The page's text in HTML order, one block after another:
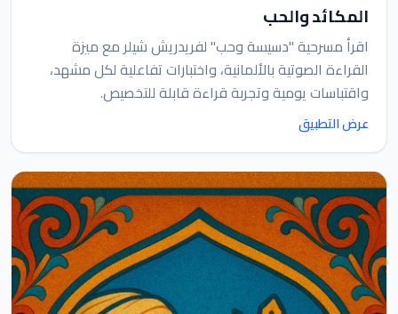
المكائد والحب
اقرأ مسرحية "دسيسة وحب" لفريدريش شيلر مع ميزة
القراءة الصوتية بالألمانية، واختبارات تفاعلية لكل مشهد،
واقتباسات يومية وتجربة قراءة قابلة للتخصيص.
عرض التطبيق